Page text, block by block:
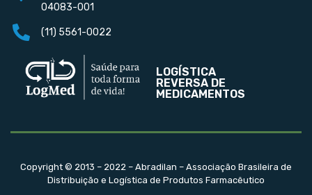
04083-001
(11) 5561-0022
LOGÍSTICA
REVERSA DE
MEDICAMENTOS
Copyright © 2013 – 2022 – Abradilan – Associação Brasileira de
Distribuição e Logística de Produtos Farmacêutico